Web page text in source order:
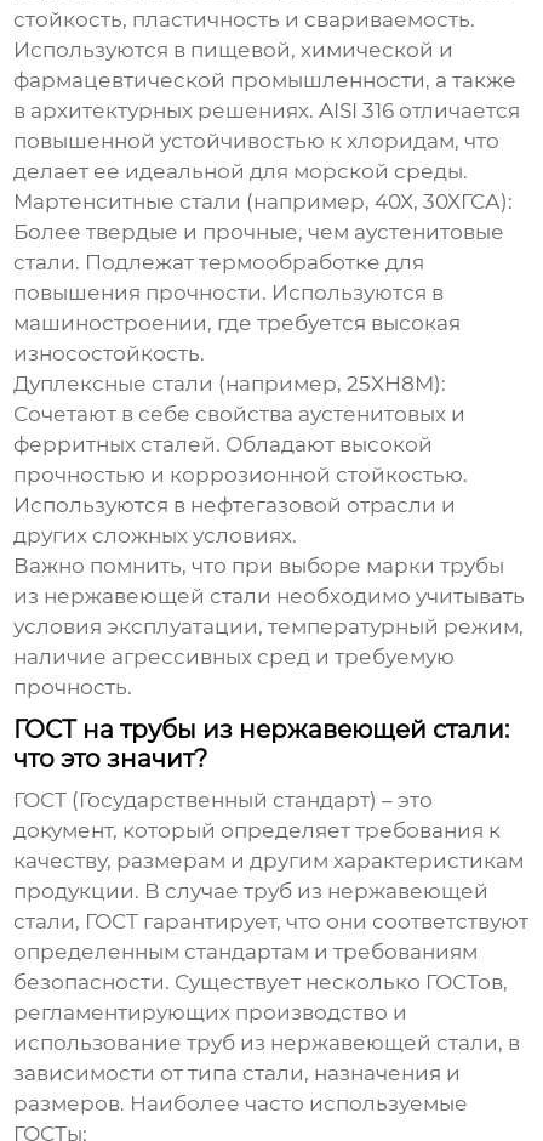
стойкость, пластичность и свариваемость.
Используются в пищевой, химической и
фармацевтической промышленности, а также
в архитектурных решениях. AISI 316 отличается
повышенной устойчивостью к хлоридам, что
делает ее идеальной для морской среды.
Мартенситные стали (например, 40Х, 30ХГСА):
Более твердые и прочные, чем аустенитовые
стали. Подлежат термообработке для
повышения прочности. Используются в
машиностроении, где требуется высокая
износостойкость.
Дуплексные стали (например, 25ХН8М):
Сочетают в себе свойства аустенитовых и
ферритных сталей. Обладают высокой
прочностью и коррозионной стойкостью.
Используются в нефтегазовой отрасли и
других сложных условиях.
Важно помнить, что при выборе маркитрубы
из нержавеющей стали необходимо учитывать
условия эксплуатации, температурный режим,
наличие агрессивных сред и требуемую
прочность.
ГОСТ на трубы из нержавеющей стали:
что это значит?
ГОСТ (Государственный стандарт) – это
документ, который определяет требования к
качеству, размерам и другим характеристикам
продукции. В случаетруб из нержавеющей
стали, ГОСТ гарантирует, что они соответствуют
определенным стандартам и требованиям
безопасности. Существует несколько ГОСТов,
регламентирующих производство и
использованиетруб из нержавеющей стали, в
зависимости от типа стали, назначения и
размеров. Наиболее часто используемые
ГОСТы: